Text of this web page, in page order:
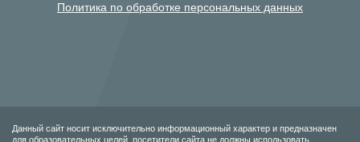
Политика по обработке персональных данных
Данный сайт носит исключительно информационный характер и предназначен
для образовательных целей, посетители сайта не должны использовать